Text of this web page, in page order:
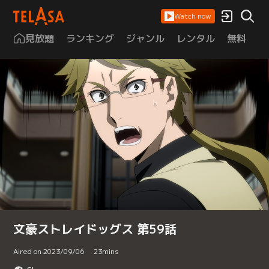
Watch now
見放題 ランキング ジャンル レンタル 無料
文豪ストレイドッグス 第59話
Aired on 2023/09/06 23mins